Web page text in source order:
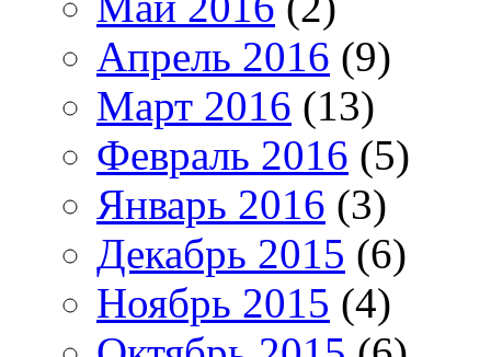
Апрель 2016 (9)
Март 2016 (13)
Февраль 2016 (5)
Январь 2016 (3)
Декабрь 2015 (6)
Ноябрь 2015 (4)